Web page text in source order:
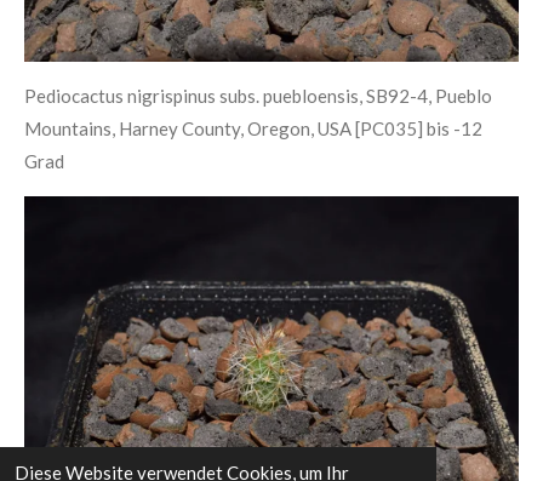
Diese Website verwendet Cookies, um Ihr
Pediocactus nigrispinus subs. puebloensis, SB92-4, Pueblo
Mountains, Harney County, Oregon, USA [PC035] bis -12
Grad